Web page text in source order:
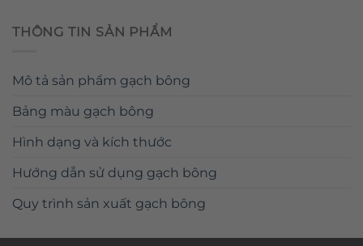
THÔNG TIN SẢN PHẨM
Mô tả sản phẩm gạch bông
Bảng màu gạch bông
Hình dạng và kích thước
Hướng dẫn sử dụng gạch bông
Quy trình sản xuất gạch bông